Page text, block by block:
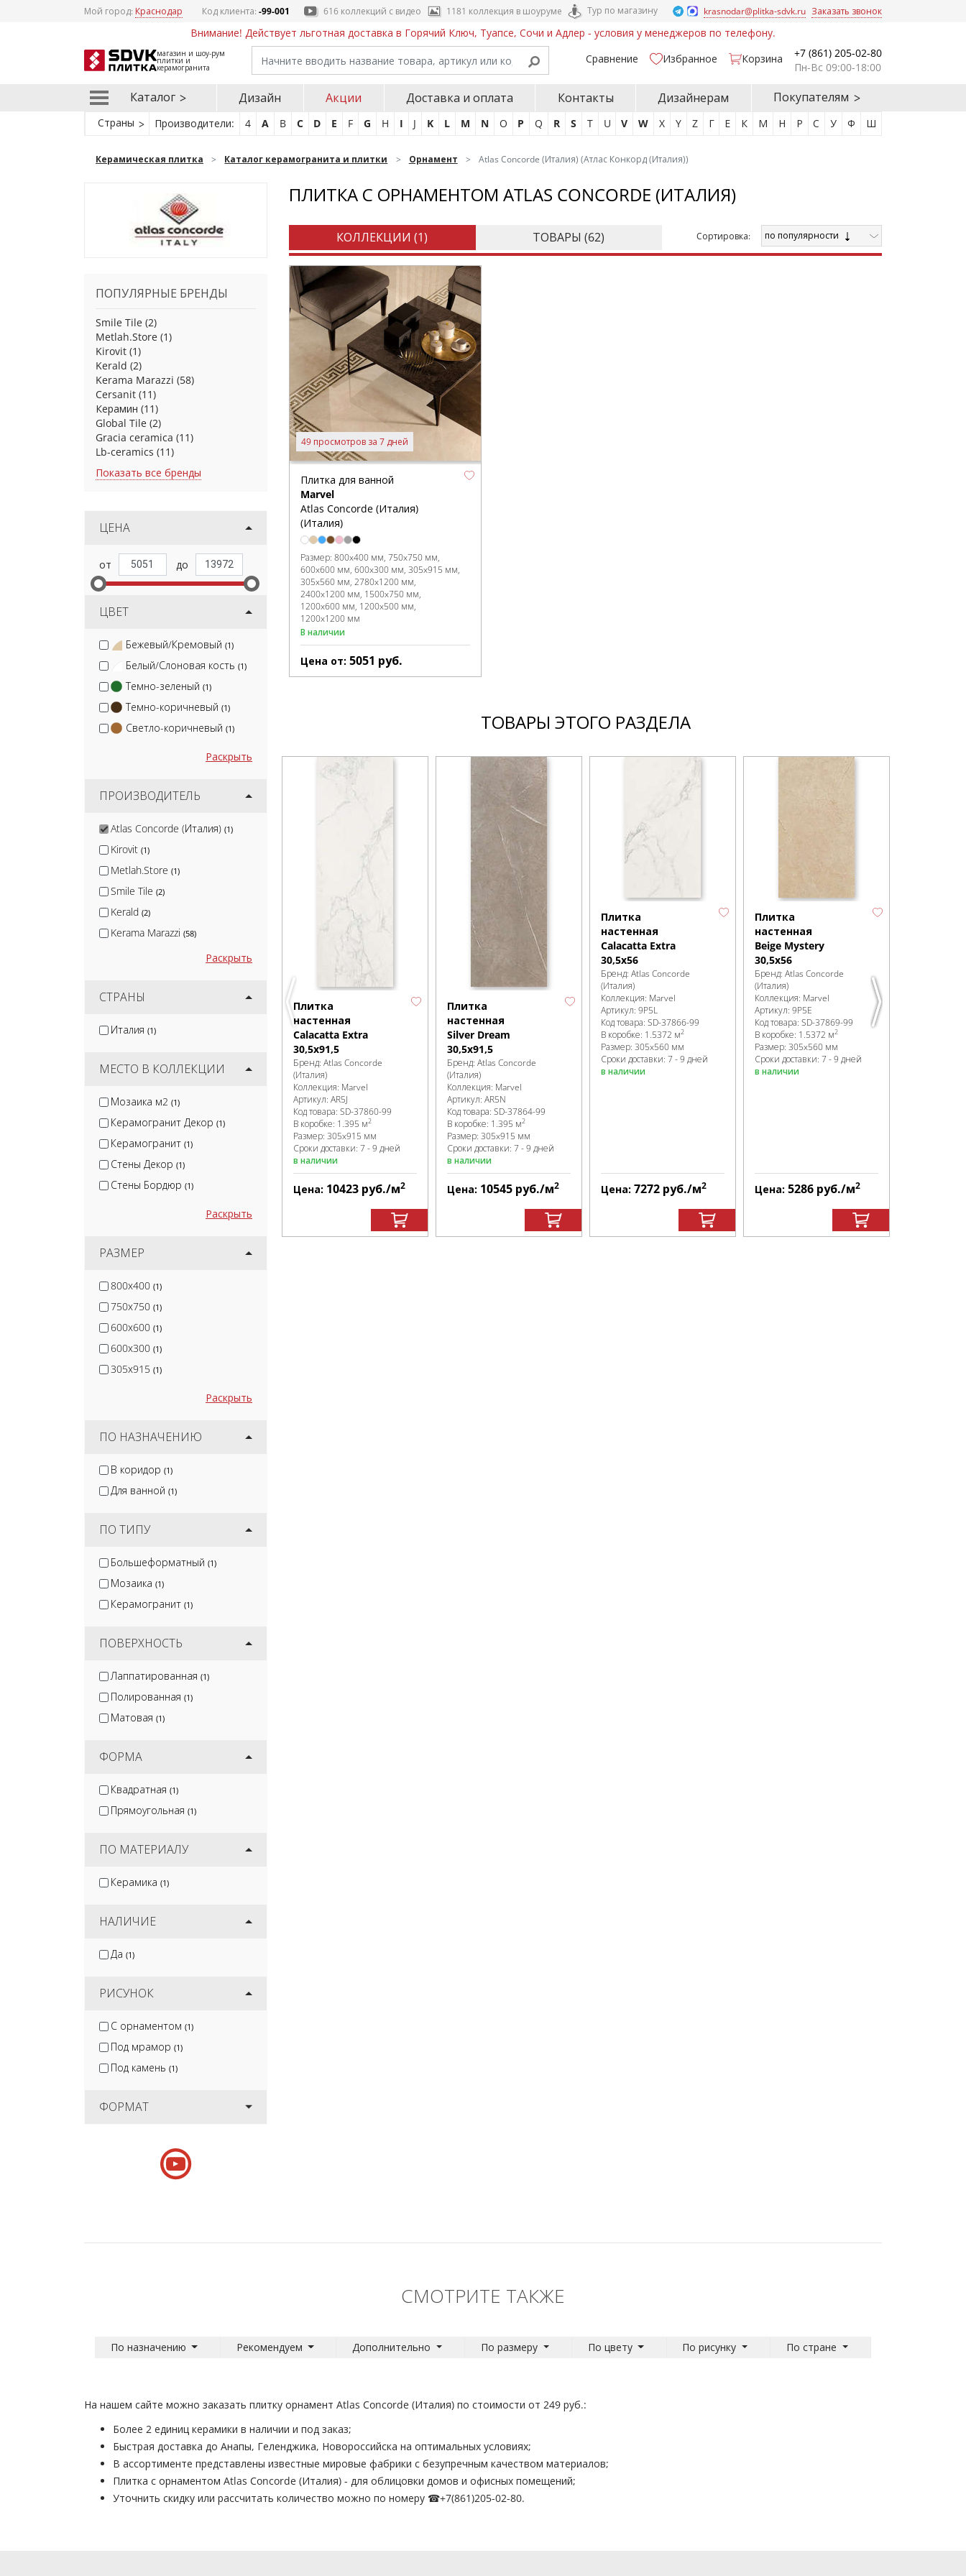
Мой город: Краснодар Код клиента:-99-001 616 коллекций с видео 1181 коллекция в шоуруме Тур по магазину krasnodar@plitka-sdvk.ru Заказать звонок
Внимание! Действует льготная доставка в Горячий Ключ, Туапсе, Сочи и Адлер - условия у менеджеров по телефону.
магазин и шоу-рум
плитки и
керамогранита
Сравнение Избранное Корзина
+7 (861) 205-02-80
Пн-Вс 09:00-18:00
Каталог Дизайн Акции Доставка и оплата Контакты Дизайнерам Покупателям
Страны Производители: 4 A B C D E F G H I J K L M N O P Q R S T U V W X Y Z Г Е К М Н Р С У Ф Ш
Керамическая плитка Каталог керамогранита и плитки Орнамент Atlas Concorde (Италия) (Атлас Конкорд (Италия))
ПОПУЛЯРНЫЕ БРЕНДЫ
Smile Tile (2)
Metlah.Store (1)
Kirovit (1)
Kerald (2)
Kerama Marazzi (58)
Cersanit (11)
Керамин (11)
Global Tile (2)
Gracia ceramica (11)
Lb-ceramics (11)
Показать все бренды
ЦЕНА
ЦВЕТ
Бежевый/Кремовый (1)
Белый/Слоновая кость (1)
Темно-зеленый (1)
Темно-коричневый (1)
Светло-коричневый (1)
Раскрыть
ПРОИЗВОДИТЕЛЬ
Atlas Concorde (Италия) (1)
Kirovit (1)
Metlah.Store (1)
Smile Tile (2)
Kerald (2)
Kerama Marazzi (58)
Global Tile
Lb-Ceramics
Раскрыть
СТРАНЫ
Италия (1)
МЕСТО В КОЛЛЕКЦИИ
Мозаика м2 (1)
Керамогранит Декор (1)
Керамогранит (1)
Стены Декор (1)
Стены Бордюр (1)
Раскрыть
РАЗМЕР
800x400 (1)
750x750 (1)
600x600 (1)
600x300 (1)
305x915 (1)
Раскрыть
ПО НАЗНАЧЕНИЮ
В коридор (1)
Для ванной (1)
ПО ТИПУ
Большеформатный (1)
Мозаика (1)
Керамогранит (1)
ПОВЕРХНОСТЬ
Лаппатированная (1)
Полированная (1)
Матовая (1)
ФОРМА
Квадратная (1)
Прямоугольная (1)
ПО МАТЕРИАЛУ
Керамика (1)
НАЛИЧИЕ
Да (1)
РИСУНОК
С орнаментом (1)
Под мрамор (1)
Под камень (1)
ФОРМАТ
ПЛИТКА С ОРНАМЕНТОМ ATLAS CONCORDE (ИТАЛИЯ)
КОЛЛЕКЦИИ (1) ТОВАРЫ (62) Cортировка: по популярности
49 просмотров за 7 дней
Плитка для ванной
Marvel
Atlas Concorde (Италия)
(Италия)
Размер: 800x400 мм 750x750 мм
600x600 мм 600x300 мм 305x915 мм
305x560 мм 2780x1200 мм
2400x1200 мм 1500x750 мм
1200x600 мм 1200x500 мм
1200x1200 мм
В наличии
Цена от: 5051 руб.
ТОВАРЫ ЭТОГО РАЗДЕЛА
Плитка
настенная
Calacatta Extra
30,5x91,5
Бренд: Atlas Concorde
(Италия)
Коллекция: Marvel
Артикул: AR5J
Код товара: SD-37860-99
В коробке: 1.395 м2
Размер: 305x915 мм
Сроки доставки: 7 - 9 дней
в наличии
Цена: 10423 руб./м2
Плитка
настенная
Silver Dream
30,5x91,5
Бренд: Atlas Concorde
(Италия)
Коллекция: Marvel
Артикул: AR5N
Код товара: SD-37864-99
В коробке: 1.395 м2
Размер: 305x915 мм
Сроки доставки: 7 - 9 дней
в наличии
Цена: 10545 руб./м2
Плитка
настенная
Calacatta Extra
30,5x56
Бренд: Atlas Concorde
(Италия)
Коллекция: Marvel
Артикул: 9P5L
Код товара: SD-37866-99
В коробке: 1.5372 м2
Размер: 305x560 мм
Сроки доставки: 7 - 9 дней
в наличии
Цена: 7272 руб./м2
Плитка
настенная
Beige Mystery
30,5x56
Бренд: Atlas Concorde
(Италия)
Коллекция: Marvel
Артикул: 9P5E
Код товара: SD-37869-99
В коробке: 1.5372 м2
Размер: 305x560 мм
Сроки доставки: 7 - 9 дней
в наличии
Цена: 5286 руб./м2
СМОТРИТЕ ТАКЖЕ
По назначению Рекомендуем Дополнительно По размеру По цвету По рисунку По стране
На нашем сайте можно заказать плитку орнамент Atlas Concorde (Италия) по стоимости от 249 руб.:
Более 2 единиц керамики в наличии и под заказ;
Быстрая доставка до Анапы, Геленджика, Новороссийска на оптимальных условиях;
В ассортименте представлены известные мировые фабрики с безупречным качеством материалов;
Плитка с орнаментом Atlas Concorde (Италия) - для облицовки домов и офисных помещений;
Уточнить скидку или рассчитать количество можно по номеру ☎+7(861)205-02-80.